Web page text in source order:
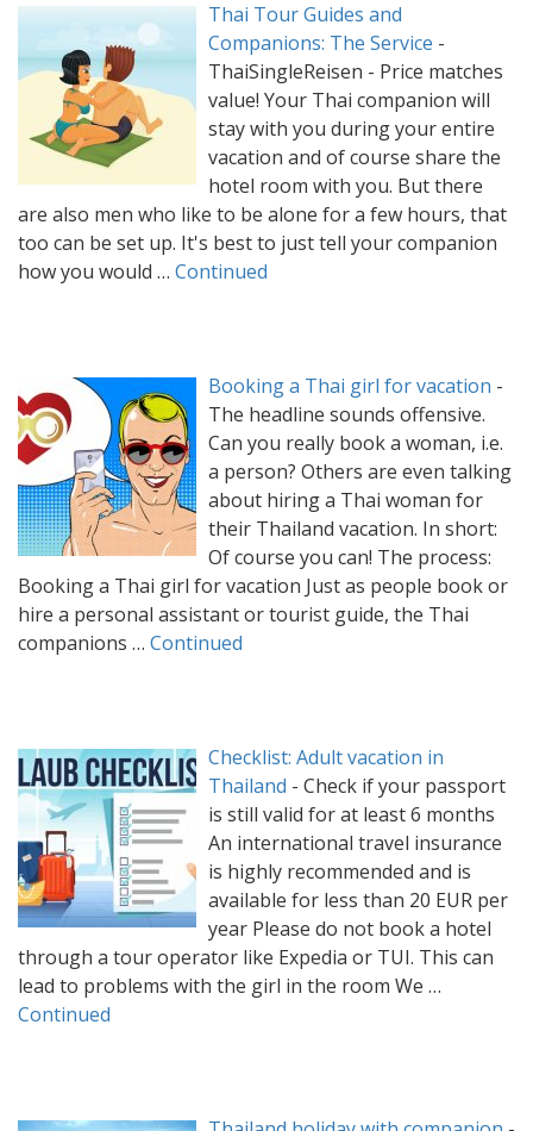
Thai Tour Guides and
Companions: The Service -
ThaiSingleReisen - Price matches
value! Your Thai companion will
stay with you during your entire
vacation and of course share the
hotel room with you. But there
are also men who like to be alone for a few hours, that
too can be set up. It's best to just tell your companion
how you would … Continued
Booking a Thai girl for vacation -
The headline sounds offensive.
Can you really book a woman, i.e.
a person? Others are even talking
about hiring a Thai woman for
their Thailand vacation. In short:
Of course you can! The process:
Booking a Thai girl for vacation Just as people book or
hire a personal assistant or tourist guide, the Thai
companions … Continued
Checklist: Adult vacation in
Thailand - Check if your passport
is still valid for at least 6 months
An international travel insurance
is highly recommended and is
available for less than 20 EUR per
year Please do not book a hotel
through a tour operator like Expedia or TUI. This can
lead to problems with the girl in the room We …
Continued